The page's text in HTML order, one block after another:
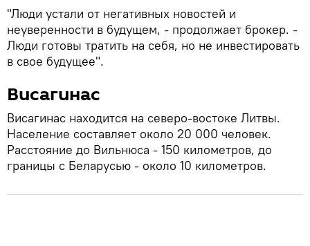
"Люди устали от негативных новостей и
неуверенности в будущем, - продолжает брокер. -
Люди готовы тратить на себя, но не инвестировать
в свое будущее".
Висагинас
Висагинас находится на северо-востоке Литвы.
Население составляет около 20 000 человек.
Расстояние до Вильнюса - 150 километров, до
границы с Беларусью - около 10 километров.